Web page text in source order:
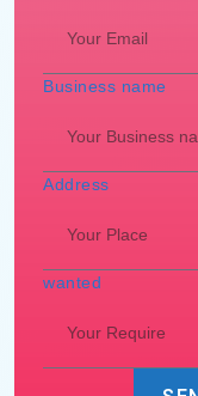
Business name
Address
wanted